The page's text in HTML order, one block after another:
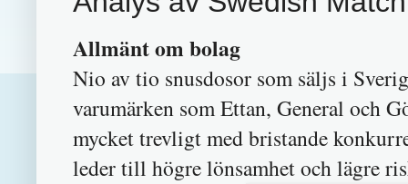
Allmänt om bolag
Nio av tio snusdosor som säljs i
varumärken som Ettan, General och
mycket trevligt med bristande
leder till högre lönsamhet och lägre